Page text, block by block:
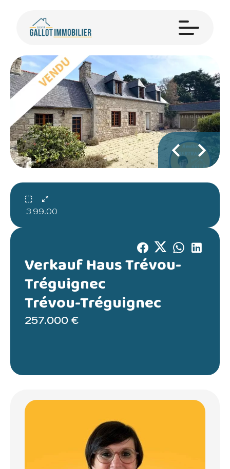
3 99.00
Verkauf Haus Trévou-
Tréguignec
Trévou-Tréguignec
257.000 €